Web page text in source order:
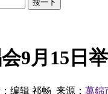
9月15日
编辑 祁畅 来源： 萬錦